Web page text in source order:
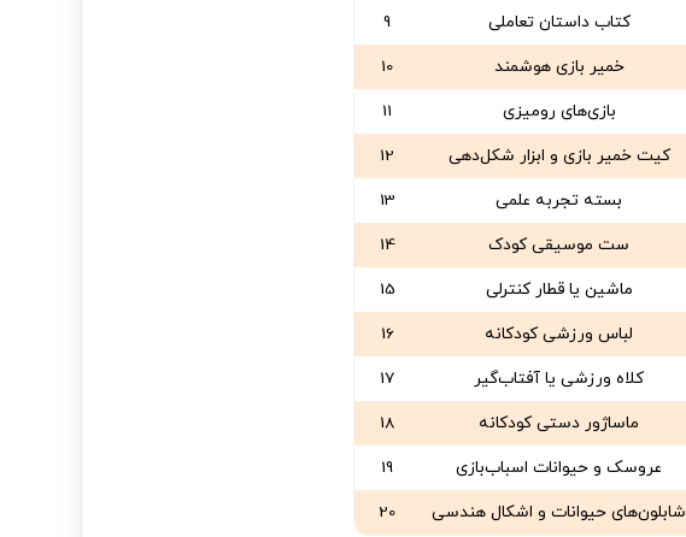
9
کتاب داستان تعاملی
10
خمیر بازی هوشمند
11
بازی‌های رومیزی
12
کیت خمیر بازی و ابزار شکل‌دهی
13
بسته تجربه علمی
14
ست موسیقی کودک
15
ماشین یا قطار کنترلی
16
لباس ورزشی کودکانه
17
کلاه ورزشی یا آفتاب‌گیر
18
ماساژور دستی کودکانه
19
عروسک و حیوانات اسباب‌بازی
20
شابلون‌های حیوانات و اشکال هندسی